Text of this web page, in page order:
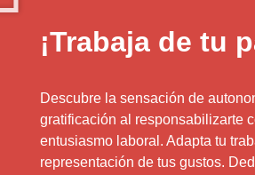
¡Trabaja de tu
Descubre la sensación de
gratificación al responsabilizarte
entusiasmo laboral. Adapta tu
representación de tus gustos.